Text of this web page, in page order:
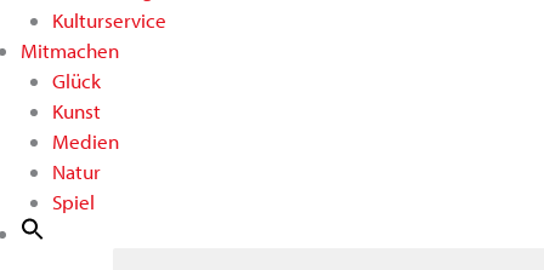
Kulturservice
Mitmachen
Glück
Kunst
Medien
Natur
Spiel